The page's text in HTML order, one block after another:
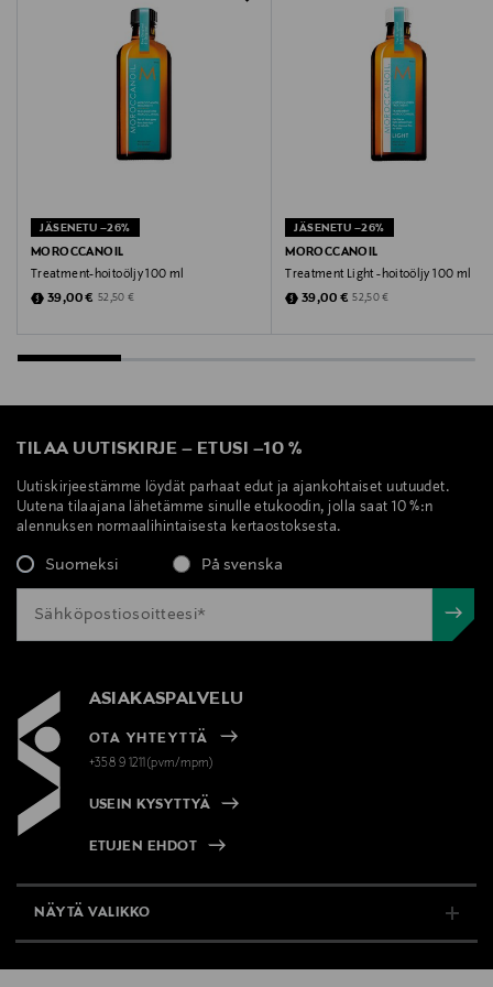
hiusöljy, hiussuihke, hiusöljysuihke, Moroccanoil,
hiustenhoitotuote, hiukset
JÄSENETU –26%
MOROCCANOIL
Treatment-hoitoöljy 100 ml
Discounted Price
39,00 € Original Price
52,50 €
JÄSENETU –26%
MOROCCANOIL
Treatment Light -hoitoöljy 100 ml
Discounted Price
39,00 € Original Price
52,50 €
TILAA UUTISKIRJE – ETUSI –10 %
Uutiskirjeestämme löydät parhaat edut ja ajankohtaiset uutuudet.
Uutena tilaajana lähetämme sinulle etukoodin, jolla saat 10 %:n
alennuksen normaalihintaisesta kertaostoksesta.
Suomeksi På svenska
ASIAKASPALVELU
OTA YHTEYTTÄ
+358 9 1211(pvm/mpm)
USEIN KYSYTTYÄ
ETUJEN EHDOT
NÄYTÄ VALIKKO